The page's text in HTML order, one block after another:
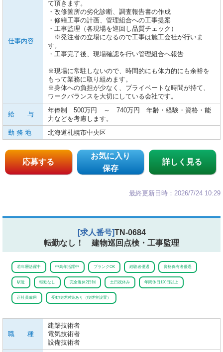
仕事内容
て頂きます。
・改修箇所の劣化診断、調査報告書の作成
・修繕工事の計画、管理組合への工事提案
・工事監理（各現場を巡回し品質チェック）
※発注者の立場になるので工事は施工会社が行いま
す。
・工事完了後、現場確認を行い管理組合へ報告
※現場に常駐しないので、時間的にも体力的にも余裕を
もって業務に取り組めます。
※身体への負担が少なく、プライベートな時間が持て、
ワークバランスを大切にしている会社です。
給 与
年俸制 500万円 ～ 740万円 年齢・経験・資格・能
力などを考慮します。
勤 務 地
北海道札幌市中央区
応募する
お気に入り
保存
詳しく見る
最終更新日時：2026/7/24 10:29
[求人番号]TN-0684
転勤なし！ 建物巡回点検・工事監理
若年層活躍中 中高年活躍中 ブランクOK 経験者優遇 資格保有者優遇
駅近 転勤なし 完全週休2日制 土日祝休み 年間休日120日以上
正社員雇用 受動喫煙対策あり（喫煙室設置）
職 種
建築技術者
電気技術者
設備技術者